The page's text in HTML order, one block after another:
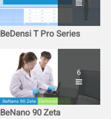
BeDensi T Pro Series
6
BeNano 90 Zeta